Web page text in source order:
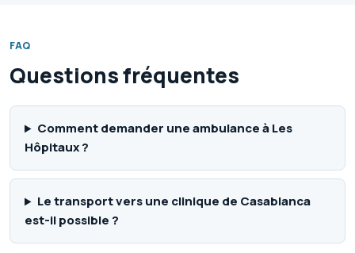
FAQ
Questions fréquentes
Comment demander une ambulance à Les
Hôpitaux ?
Le transport vers une clinique de Casablanca
est-il possible ?